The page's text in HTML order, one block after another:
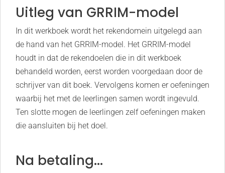
Uitleg van GRRIM-model
In dit werkboek wordt het rekendomein uitgelegd aan
de hand van het GRRIM-model. Het GRRIM-model
houdt in dat de rekendoelen die in dit werkboek
behandeld worden, eerst worden voorgedaan door de
schrijver van dit boek. Vervolgens komen er oefeningen
waarbij het met de leerlingen samen wordt ingevuld.
Ten slotte mogen de leerlingen zelf oefeningen maken
die aansluiten bij het doel.
Na betaling...